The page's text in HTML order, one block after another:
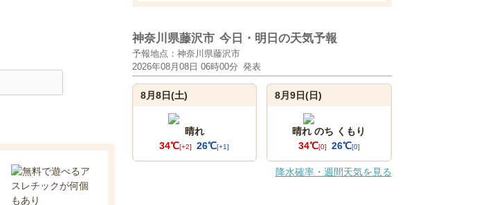
神奈川県藤沢市 今日・明日の天気予報
予報地点：神奈川県藤沢市
2026年08月08日 06時00分 発表
8月8日(土)
晴れ
34℃[+2] 26℃[+1]
8月9日(日)
晴れ のち くもり
34℃[0] 26℃[0]
降水確率・週間天気を見る